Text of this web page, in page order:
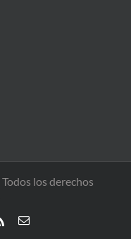
los derechos
Rss
Correo